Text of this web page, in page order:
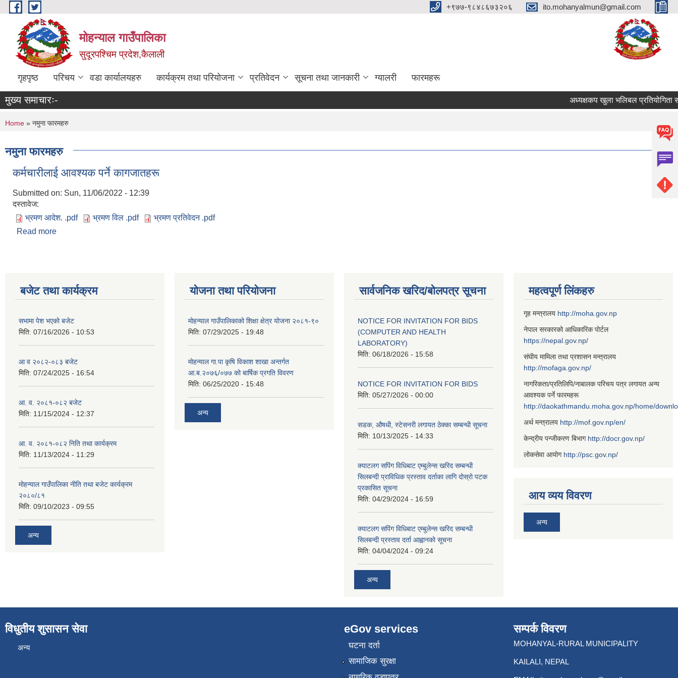
Skip to main content +९७७-९८४८६७३२०६ ito.mohanyalmun@gmail.com
मोहन्याल गाउँपालिका
सुदूरपश्चिम प्रदेश,कैलाली
गृहपृष्ठ परिचय वडा कार्यालयहरु कार्यक्रम तथा परियोजना प्रतिवेदन सूचना तथा जानकारी ग्यालरी फारमहरू
मुख्य समाचारः- अध्यक्षकप खुला भलिबल प्रतियोगिता
You are here
Home » नमुना फारमहरु
नमुना फारमहरु
कर्मचारीलाई आवश्यक पर्ने कागजातहरू
Submitted on: Sun, 11/06/2022 - 12:39
दस्तावेज:
भ्रमण आदेश. .pdf
भ्रमण विल .pdf
भ्रमण प्रतिवेदन .pdf
Read more
बजेट तथा कार्यक्रम
सभामा पेश भएको बजेट
मिति: 07/16/2026 - 10:53
आ व २०८२-०८३ बजेट
मिति: 07/24/2025 - 16:54
आ. व. २०८१-०८२ बजेट
मिति: 11/15/2024 - 12:37
आ. व. २०८१-०८२ निति तथा कार्यक्रम
मिति: 11/13/2024 - 11:29
मोहन्याल गाउँपालिका नीति तथा बजेट कार्यक्रम
२०८०/८१
मिति: 09/10/2023 - 09:55
अन्य
योजना तथा परियोजना
मोहन्याल गाउँपालिकाको शिक्षा क्षेत्र योजना २०८१-९०
मिति: 07/29/2025 - 19:48
मोहन्याल गा.पा कृषि विकाश शाखा अन्तर्गत
आ.ब.२०७६/०७७ को बार्षिक प्रगति विवरण
मिति: 06/25/2020 - 15:48
अन्य
सार्वजनिक खरिद/बोलपत्र सूचना
NOTICE FOR INVITATION FOR BIDS
(COMPUTER AND HEALTH
LABORATORY)
मिति: 06/18/2026 - 15:58
NOTICE FOR INVITATION FOR BIDS
मिति: 05/27/2026 - 00:00
सडक, औषधी, स्टेसनरी लगायत ठेक्का सम्बन्धी सूचना
मिति: 10/13/2025 - 14:33
क्याटलग सपिंग विधिबाट एम्बुलेन्स खरिद सम्बन्धी
सिलबन्दी प्राविधिक प्रस्ताव दर्ताका लागि दोस्रो पटक
प्रकासित सूचना
मिति: 04/29/2024 - 16:59
क्याटलग सपिंग विधिबाट एम्बुलेन्स खरिद सम्बन्धी
सिलबन्दी प्रस्ताव दर्ता आह्वानको सूचना
मिति: 04/04/2024 - 09:24
अन्य
महत्वपूर्ण लिंकहरु
गृह मन्त्रालय http://moha.gov.np
नेपाल सरकारको आधिकारिक पोर्टल
https://nepal.gov.np/
संघीय मामिला तथा प्रशासन मन्त्रालय
http://mofaga.gov.np/
नागरिकता/प्रतिलिपि/नाबालक परिचय पत्र लगायत अन्य
आवश्यक पर्ने फारमहरू
http://daokathmandu.moha.gov.np/home/
अर्थ मन्त्रालय http://mof.gov.np/en/
केन्द्रीय पन्जीकरण बिभाग http://docr.gov.np/
लोकसेवा आयोग http://psc.gov.np/
आय व्यय विवरण
अन्य
विधुतीय शुसासन सेवा
अन्य
eGov services
घटना दर्ता
सामाजिक सुरक्षा
सम्पर्क विवरण
MOHANYAL-RURAL MUNICIPALITY
KAILALI, NEPAL